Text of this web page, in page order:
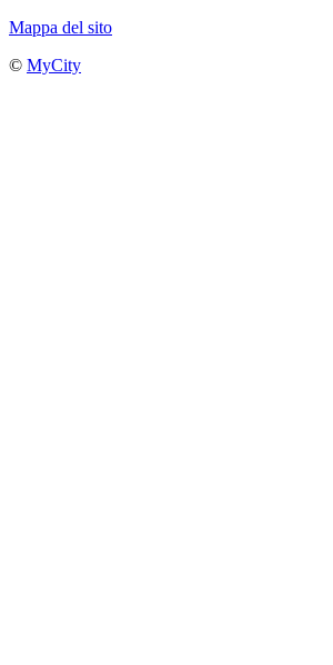
Mappa del sito
© MyCity